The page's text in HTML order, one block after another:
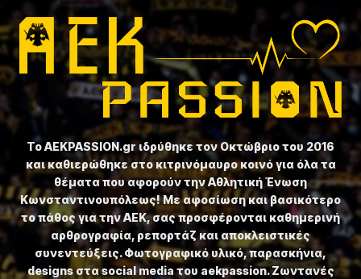
Το ⁦AEKPASSION.gr⁩ ιδρύθηκε τον Οκτώβριο του 2016
και καθιερώθηκε στο κιτρινόμαυρο κοινό για όλα τα
θέματα που αφορούν την Αθλητική Ένωση
Κωνσταντινουπόλεως! Με αφοσίωση και βασικότερο
το πάθος για την ΑΕΚ, σας προσφέρονται καθημερινή
αρθρογραφία, ρεπορτάζ και αποκλειστικές
συνεντεύξεις. Φωτογραφικό υλικό, παρασκήνια,
designs στα social media του aekpassion. Ζωντανές